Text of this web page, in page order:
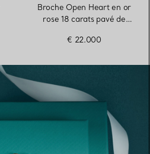
Broche Open Heart en or
rose 18 carats pavé de
€ 22.000